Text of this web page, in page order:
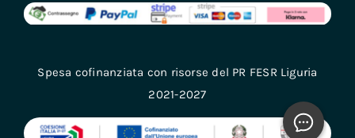
Spesa cofinanziata con risorse del PR FESR Liguria
2021-2027